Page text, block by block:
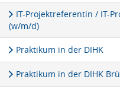
IT-Projektreferentin / IT-
(w/m/d)
Praktikum in der DIHK
Praktikum in der DIHK